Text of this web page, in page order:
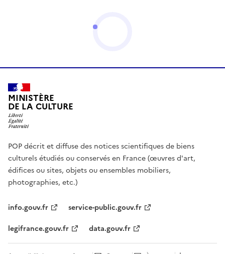
MINISTÈRE
DE LA CULTURE
POP décrit et diffuse des notices scientifiques de biens
culturels étudiés ou conservés en France (œuvres d'art,
édifices ou sites, objets ou ensembles mobiliers,
photographies, etc.)
info.gouv.fr
service-public.gouv.fr
legifrance.gouv.fr
data.gouv.fr